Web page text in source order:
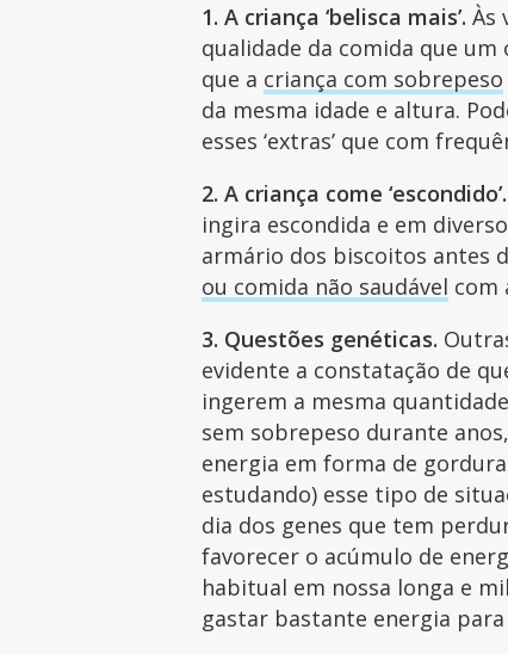
1. A criança ‘belisca mais’. Às
qualidade da comida que
que a criança com sobrepeso
da mesma idade e altura.
esses ‘extras’ que com
2. A criança come ‘escondido’.
ingira escondida e em
armário dos biscoitos antes
ou comida não saudável com
3. Questões genéticas.
evidente a constatação de
ingerem a mesma
sem sobrepeso durante
energia em forma de
estudando) esse tipo de
dia dos genes que tem
favorecer o acúmulo de
habitual em nossa longa e
gastar bastante energia